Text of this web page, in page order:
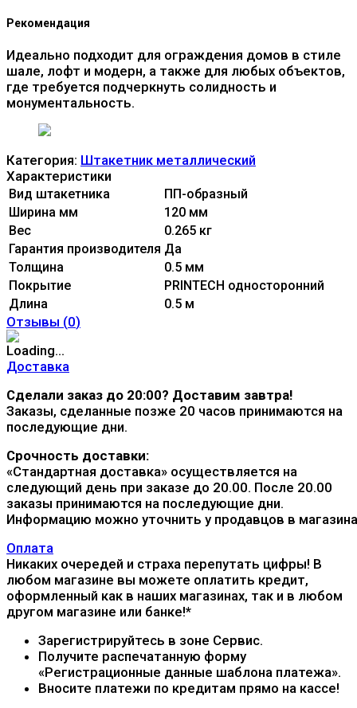
Рекомендация
Идеально подходит для ограждения домов в стиле
шале, лофт и модерн, а также для любых объектов,
где требуется подчеркнуть солидность и
монументальность.
Категория: Штакетник металлический
Характеристики
Вид штакетника
ПП-образный
Ширина мм
120 мм
Вес
0.265 кг
Гарантия производителя Да
Толщина
0.5 мм
Покрытие
PRINTECH односторонний
Длина
0.5 м
Отзывы (0)
Доставка
Сделали заказ до 20:00? Доставим завтра!
Заказы, сделанные позже 20 часов принимаются на
последующие дни.
Срочность доставки:
«Стандартная доставка» осуществляется на
следующий день при заказе до 20.00. После 20.00
заказы принимаются на последующие дни.
Информацию можно уточнить у продавцов в
Оплата
Никаких очередей и страха перепутать цифры! В
любом магазине вы можете оплатить кредит,
оформленный как в наших магазинах, так и в любом
другом магазине или банке!*
Зарегистрируйтесь в зоне Сервис.
Получите распечатанную форму
«Регистрационные данные шаблона платежа».
Вносите платежи по кредитам прямо на кассе!